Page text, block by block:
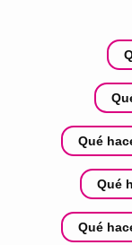
Qué
Qué
Qué